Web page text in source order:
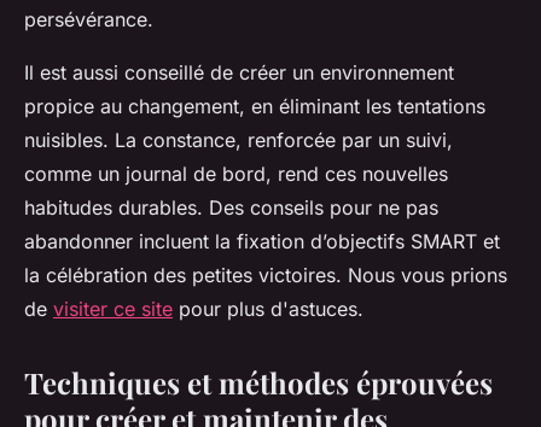
persévérance.
Il est aussi conseillé de créer un environnement
propice au changement, en éliminant les tentations
nuisibles. La constance, renforcée par un suivi,
comme un journal de bord, rend ces nouvelles
habitudes durables. Des conseils pour ne pas
abandonner incluent la fixation d’objectifs SMART et
la célébration des petites victoires. Nous vous prions
de visiter ce site pour plus d'astuces.
Techniques et méthodes éprouvées
pour créer et maintenir des